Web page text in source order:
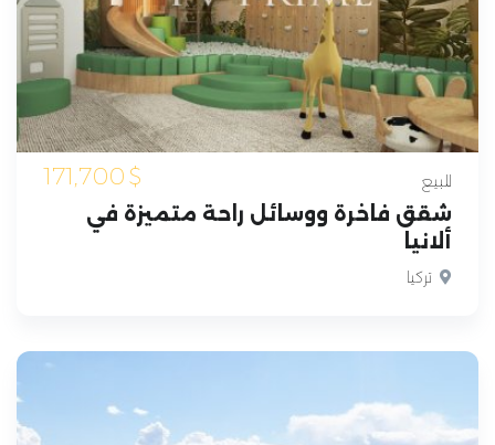
للبيع $
شقق فاخرة ووسائل راحة متميزة في
ألانيا
تركيا